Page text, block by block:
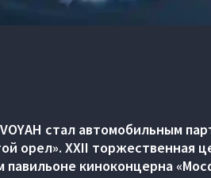
стал автомобильным
орел». XXII торжественная
павильоне киноконцерна